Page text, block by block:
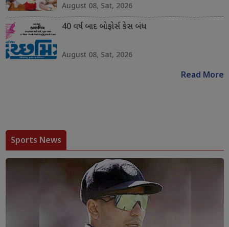
August 08, Sat, 2026
40 વર્ષ બાદ બોફોર્સ કેસ બંધ
August 08, Sat, 2026
Read More
Sports News